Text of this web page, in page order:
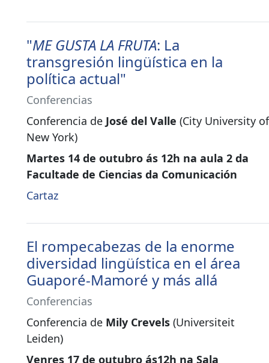
"ME GUSTA LA FRUTA: La
transgresión lingüística en la
política actual"
Conferencias
Conferencia de José del Valle (City University of
New York)
Martes 14 de outubro ás 12h na aula 2 da
Facultade de Ciencias da Comunicación
Cartaz
El rompecabezas de la enorme
diversidad lingüística en el área
Guaporé-Mamoré y más allá
Conferencias
Conferencia de Mily Crevels (Universiteit
Leiden)
Venres 17 de outubro ás12h na Sala